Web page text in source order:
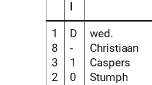
1
8
3
2
D
-
1
0
wed.
Christiaan
Caspers
Stumph